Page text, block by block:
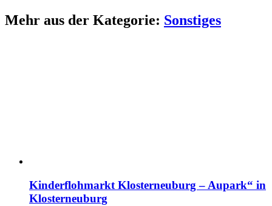
Mehr aus der Kategorie: Sonstiges
Kinderflohmarkt Klosterneuburg – Aupark“ in
Klosterneuburg